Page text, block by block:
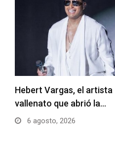
Hebert Vargas, el artista
vallenato que abrió la…
6 agosto, 2026